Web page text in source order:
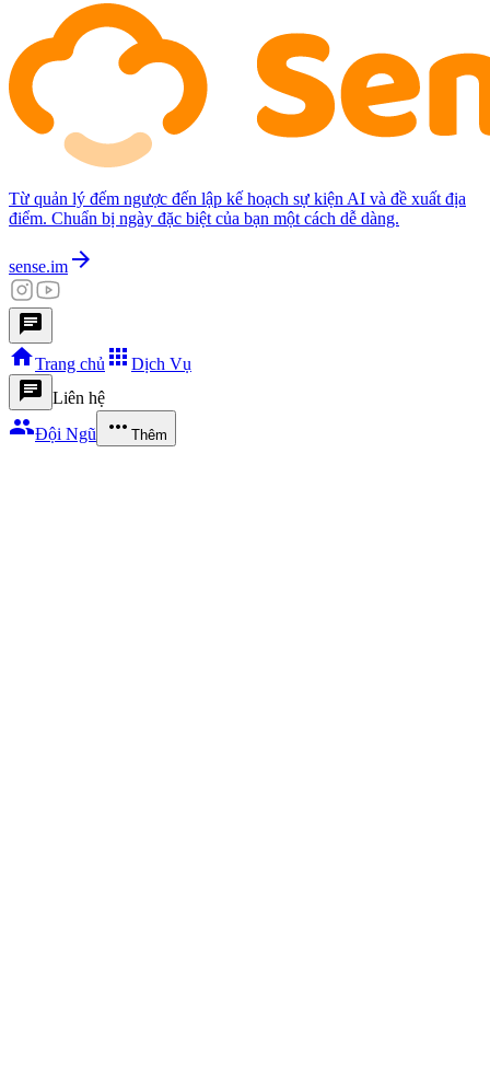
Từ quản lý đếm ngược đến lập kế hoạch sự kiện AI và đề xuất địa
điểm. Chuẩn bị ngày đặc biệt của bạn một cách dễ dàng.
sense.im arrow_forward
chat
homeTrang chủ apps Dịch Vụ
chat Liên hệ
groupĐội Ngũ more_horiz Thêm